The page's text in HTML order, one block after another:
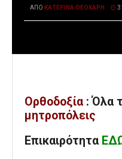
ΑΠΌ ΚΑΤΕΡΊΝΑ ΘΕΟΧΆΡΗ
Ορθοδοξία : Όλα
μητροπόλεις
Επικαιρότητα